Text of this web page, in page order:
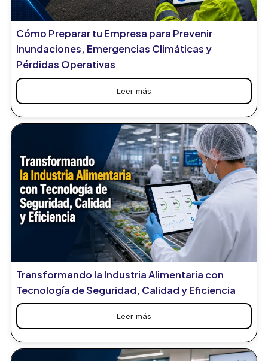
Cómo Preparar tu Empresa para Prevenir
Inundaciones, Emergencias Climáticas y
Pérdidas Operativas
Leer más
Transformando la Industria Alimentaria con
Tecnología de Seguridad, Calidad y Eficiencia
Leer más